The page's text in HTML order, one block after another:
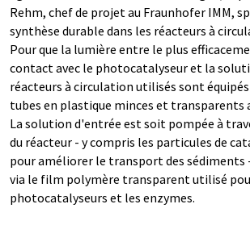
Rehm, chef de projet au Fraunhofer IMM,
synthèse durable dans les réacteurs à
Pour que la lumière entre le plus
contact avec le photocatalyseur et la
réacteurs à circulation utilisés sont
tubes en plastique minces et transparents
La solution d'entrée est soit pompée à
du réacteur - y compris les particules de
pour améliorer le transport des
via le film polymère transparent utilisé
photocatalyseurs et les enzymes.